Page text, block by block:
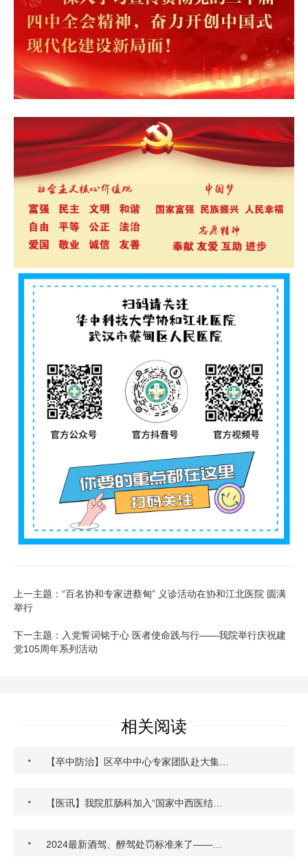
上一主题：“百名协和专家进蔡甸” 义诊活动在协和江北医院 圆满
举行
下一主题：入党誓词铭于心 医者使命践与行——我院举行庆祝建
党105周年系列活动
相关阅读
· 【卒中防治】区卒中中心专家团队赴大集…
· 【医讯】我院肛肠科加入“国家中西医结…
· 2024最新酒驾、醉驾处罚标准来了——…